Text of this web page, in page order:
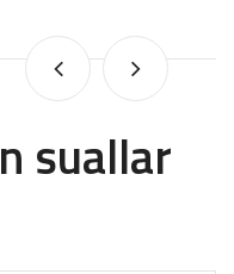
suallar